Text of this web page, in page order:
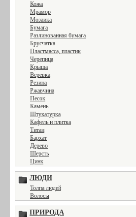
Кожа
Мрамор
Мозаика
Бумага
Разлинованная бумага
Брусчатка
Пластмасса, пластик
Черепица
Крыша
Веревка
Резина
Ржавчина
Песок
Камень
Штукатурка
Кафель и плитка
Титан
Бархат
Дерево
Шерсть
Цинк
ЛЮДИ
Толпа людей
Волосы
ПРИРОДА